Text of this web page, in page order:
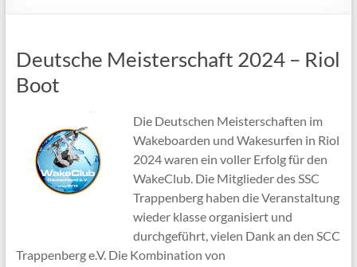
Deutsche Meisterschaft 2024 – Riol
Boot
Die Deutschen Meisterschaften im
Wakeboarden und Wakesurfen in Riol
2024 waren ein voller Erfolg für den
WakeClub. Die Mitglieder des SSC
Trappenberg haben die Veranstaltung
wieder klasse organisiert und
durchgeführt, vielen Dank an den SCC
Trappenberg e.V. Die Kombination von